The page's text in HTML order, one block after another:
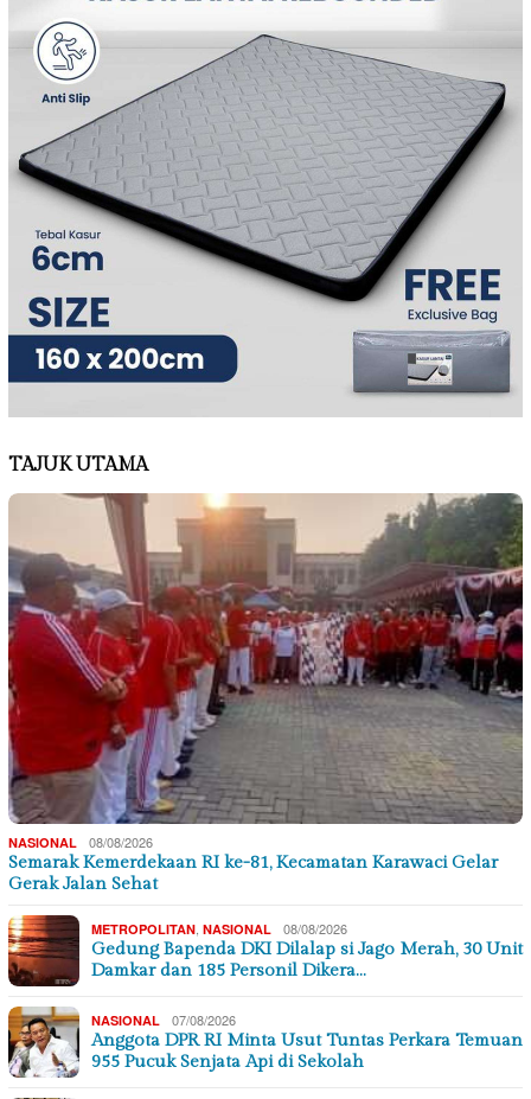
TAJUK UTAMA
NASIONAL 08/08/2026
Semarak Kemerdekaan RI ke-81, Kecamatan Karawaci Gelar
Gerak Jalan Sehat
METROPOLITAN NASIONAL 08/08/2026
Gedung Bapenda DKI Dilalap si Jago Merah, 30 Unit
Damkar dan 185 Personil Dikera…
NASIONAL 07/08/2026
Anggota DPR RI Minta Usut Tuntas Perkara Temuan
955 Pucuk Senjata Api di Sekolah